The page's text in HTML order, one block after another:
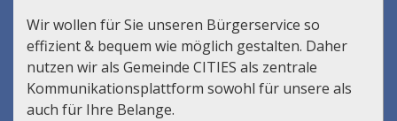
Wir wollen für Sie unseren Bürgerservice so
effizient & bequem wie möglich gestalten. Daher
nutzen wir als Gemeinde CITIES als zentrale
Kommunikationsplattform sowohl für unsere als
auch für Ihre Belange.